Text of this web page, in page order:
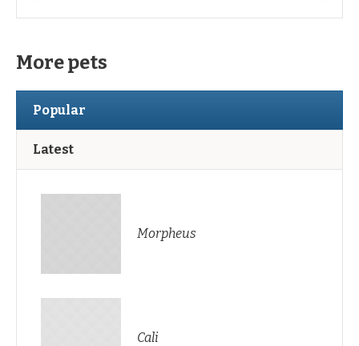
More pets
Popular
Latest
Morpheus
Cali